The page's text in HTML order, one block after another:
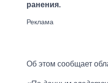
ранения.
Об этом сообщает